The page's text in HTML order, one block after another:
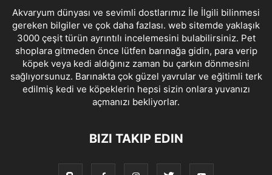
Akvaryum dünyası ve sevimli dostlarımız İle İlgili bilinmesi
gereken bilgiler ve çok daha fazlası. web sitemde yaklaşık
3000 çeşit türün ayrıntılı incelemesini bulabilirsiniz. Pet
shoplara gitmeden önce lütfen barınağa gidin, para verip
köpek veya kedi aldığınız zaman bu çarkın dönmesini
sağlıyorsunuz. Barınakta çok güzel yavrular ve eğitimli terk
edilmiş kedi ve köpeklerin hepsi sizin onlara yuvanızı
açmanızı bekliyorlar.
BIZI TAKIP EDIN